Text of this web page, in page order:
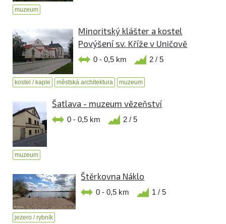
muzeum
Minoritský klášter a kostel
Povýšení sv. Kříže v Uničově
0 - 0,5 km 2 / 5
kostel / kaple městská architektura muzeum
Šatlava - muzeum vězeňství
0 - 0,5 km 2 / 5
muzeum
Štěrkovna Náklo
0 - 0,5 km 1 / 5
jezero / rybník